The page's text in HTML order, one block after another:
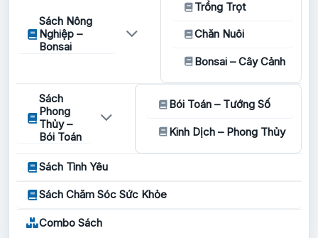
Sách Nông
Nghiệp –
Bonsai
Trồng Trọt
Chăn Nuôi
Bonsai – Cây Cảnh
Sách
Phong
Thủy –
Bói Toán
Bói Toán – Tướng Số
Kinh Dịch – Phong Thủy
Sách Tình Yêu
Sách Chăm Sóc Sức Khỏe
Combo Sách